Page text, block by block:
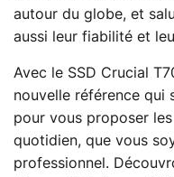
autour du globe, et
aussi leur fiabilité et
Avec le SSD Crucial
nouvelle référence qui
pour vous proposer
quotidien, que vous
professionnel.